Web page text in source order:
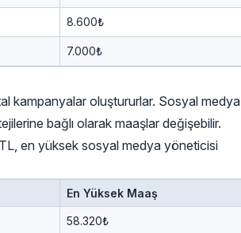
8.600₺
7.000₺
kampanyalar oluştururlar. Sosyal medya
bağlı olarak maaşlar değişebilir.
en yüksek sosyal medya yöneticisi
En Yüksek Maaş
58.320₺